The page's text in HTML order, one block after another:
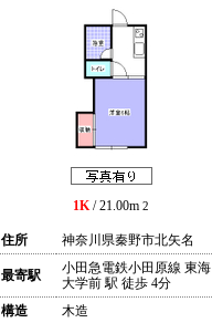
1K/ 21.00m 2
住所 神奈川県秦野市北矢名
最寄駅
小田急電鉄小田原線 東海
大学前 駅 徒歩 4分
構造
木造